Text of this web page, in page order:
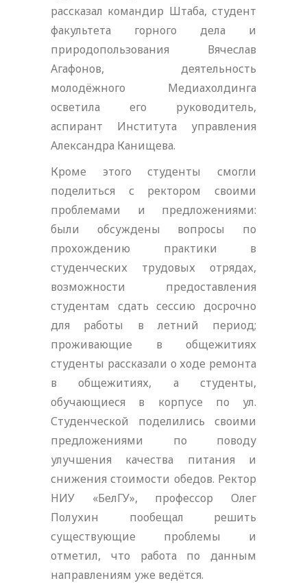
рассказал командир Штаба, студент
факультета горного дела и
природопользования Вячеслав
Агафонов, деятельность
молодёжного Медиахолдинга
осветила его руководитель,
аспирант Института управления
Александра Канищева.
Кроме этого студенты смогли
поделиться с ректором своими
проблемами и предложениями:
были обсуждены вопросы по
прохождению практики в
студенческих трудовых отрядах,
возможности предоставления
студентам сдать сессию досрочно
для работы в летний период;
проживающие в общежитиях
студенты рассказали о ходе ремонта
в общежитиях, а студенты,
обучающиеся в корпусе по ул.
Студенческой поделились своими
предложениями по поводу
улучшения качества питания и
снижения стоимости обедов. Ректор
НИУ «БелГУ», профессор Олег
Полухин пообещал решить
существующие проблемы и
отметил, что работа по данным
направлениям уже ведётся.